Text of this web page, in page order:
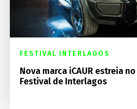
FESTIVAL INTERLAGOS
Nova marca iCAUR estreia
Festival de Interlagos